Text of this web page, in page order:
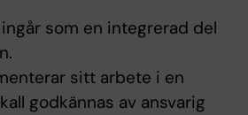
som en integrerad del
sitt arbete i en
godkännas av ansvarig